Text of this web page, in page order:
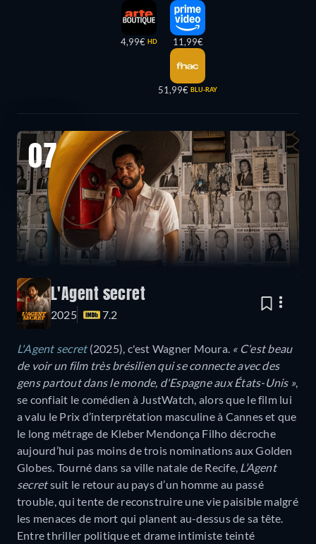
4,99€ HD 11,99€
51,99€ BLU-RAY
07
L'Agent secret
2025 7.2
L'Agent secret(2025), c'est Wagner Moura. « C'est beau
de voir un film très brésilien qui se connecte avec des
gens partout dans le monde, d'Espagne aux États-Unis »,
se confiait le comédien à JustWatch, alors que le film lui
a valu le Prix d’interprétation masculine à Cannes et que
le long métrage de Kleber Mendonça Filho décroche
aujourd’hui pas moins de trois nominations aux Golden
Globes. Tourné dans sa ville natale de Recife, L’Agent
secretsuit le retour au pays d’un homme au passé
trouble, qui tente de reconstruire une vie paisible malgré
les menaces de mort qui planent au-dessus de sa tête.
Entre thriller politique et drame intimiste teinté